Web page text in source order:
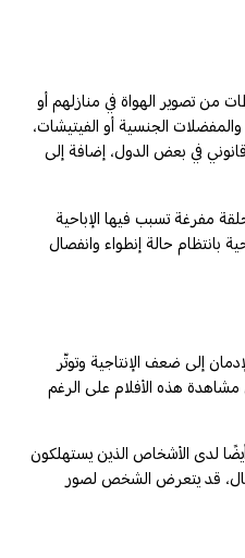
من تصوير الهواة في منازلهم أو
الجنسية أو الفيتيشات،
في بعض الدول، إضافة إلى
مفرغة تسبب فيها الإباحية
بانتظام حالة إنطواء وانفصال
إلى ضعف الإنتاجية وتوتّر
مشاهدة هذه الأفلام على الرغم
لدى الأشخاص الذين يستهلكون
قد يتعرض الشخص لصور